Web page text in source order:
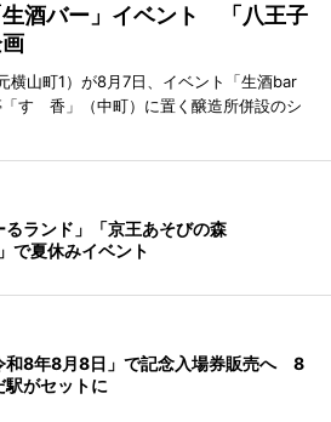
酒バー」イベント 「八王子
横山町1）が8月7日、イベント「生酒bar
すゞ香」（中町）に置く醸造所併設のシ
るランド」「京王あそびの森
で夏休みイベント
和8年8月8日」で記念入場券販売へ 8
駅がセットに